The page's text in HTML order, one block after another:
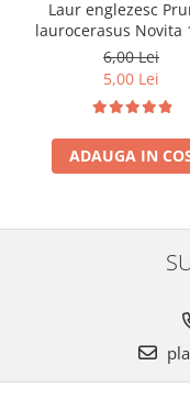
Laur englezesc
laurocerasus Novita
cm
6,00 Lei
5,00 Lei
ADAUGA IN